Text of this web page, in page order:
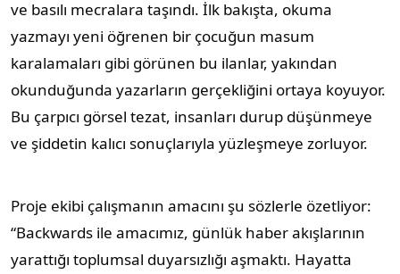
ve basılı mecralara taşındı. İlk bakışta, okuma
yazmayı yeni öğrenen bir çocuğun masum
karalamaları gibi görünen bu ilanlar, yakından
okunduğunda yazarların gerçekliğini ortaya koyuyor.
Bu çarpıcı görsel tezat, insanları durup düşünmeye
ve şiddetin kalıcı sonuçlarıyla yüzleşmeye zorluyor.
Proje ekibi çalışmanın amacını şu sözlerle özetliyor:
“Backwards ile amacımız, günlük haber akışlarının
yarattığı toplumsal duyarsızlığı aşmaktı. Hayatta